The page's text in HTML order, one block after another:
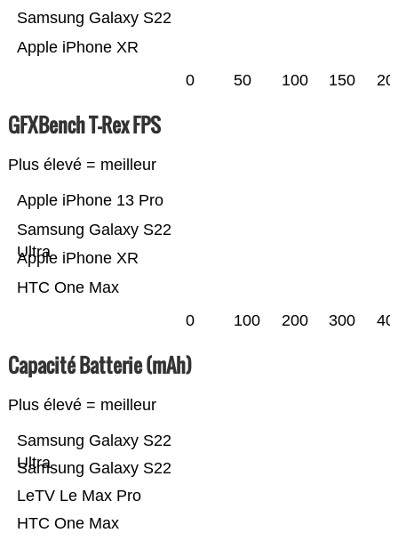
Apple iPhone XR
Samsung Galaxy S22
0 50 100 150
GFXBench T-Rex FPS
Plus élevé = meilleur
HTC One Max
Apple iPhone XR
Samsung Galaxy S22
Ultra
Apple iPhone 13 Pro
0 100 200 300
Capacité Batterie (mAh)
Plus élevé = meilleur
HTC One Max
LeTV Le Max Pro
Samsung Galaxy S22
Samsung Galaxy S22
Ultra